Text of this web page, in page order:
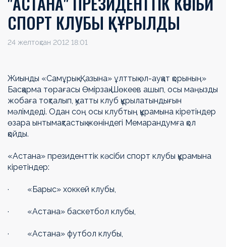
СПОРТ КЛУБЫ ҚҰРЫЛДЫ
24 желтоқсан 2012 18:01
Жиынды «Самұрық-Қазына» ұлттық әл-ауқат қорының»
Басқарма төрағасы Өмірзақ Шөкеев ашып, осы маңызды
жобаға тоқталып, қуатты клуб құрылатындығын
мәлімдеді. Одан соң осы клубтың құрамына кіретіндер
өзара ынтымақтастық жөніндегі Мемарандумға қол
қойды.
«Астана» президенттік кәсіби спорт клубы құрамына
кіретіндер:
· «Барыс» хоккей клубы,
· «Астана» баскетбол клубы,
· «Астана» футбол клубы,